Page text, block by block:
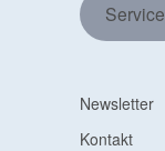
Service
Newsletter
Kontakt